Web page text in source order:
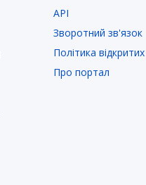
API
Зворотний зв'язок
Політика
Про портал